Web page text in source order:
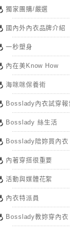
獨家團購/嚴選
國內外內衣品牌介紹
一秒塑身
內在美Know How
海咪咪保養術
Bosslady內衣試穿報
Bosslady 絲生活
Bosslady陪妳買內衣
內著穿搭很重要
活動與媒體花絮
內衣特派員
Bosslady教妳穿內衣